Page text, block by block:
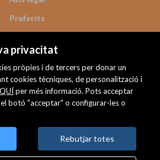
privacitat
pròpies i de tercers per donar un
cookies tècniques, de personalització i
per més informació. Pots acceptar
botó "acceptar" o configurar-les o
Rebutjar totes
Preferits
Notícies
de cookies